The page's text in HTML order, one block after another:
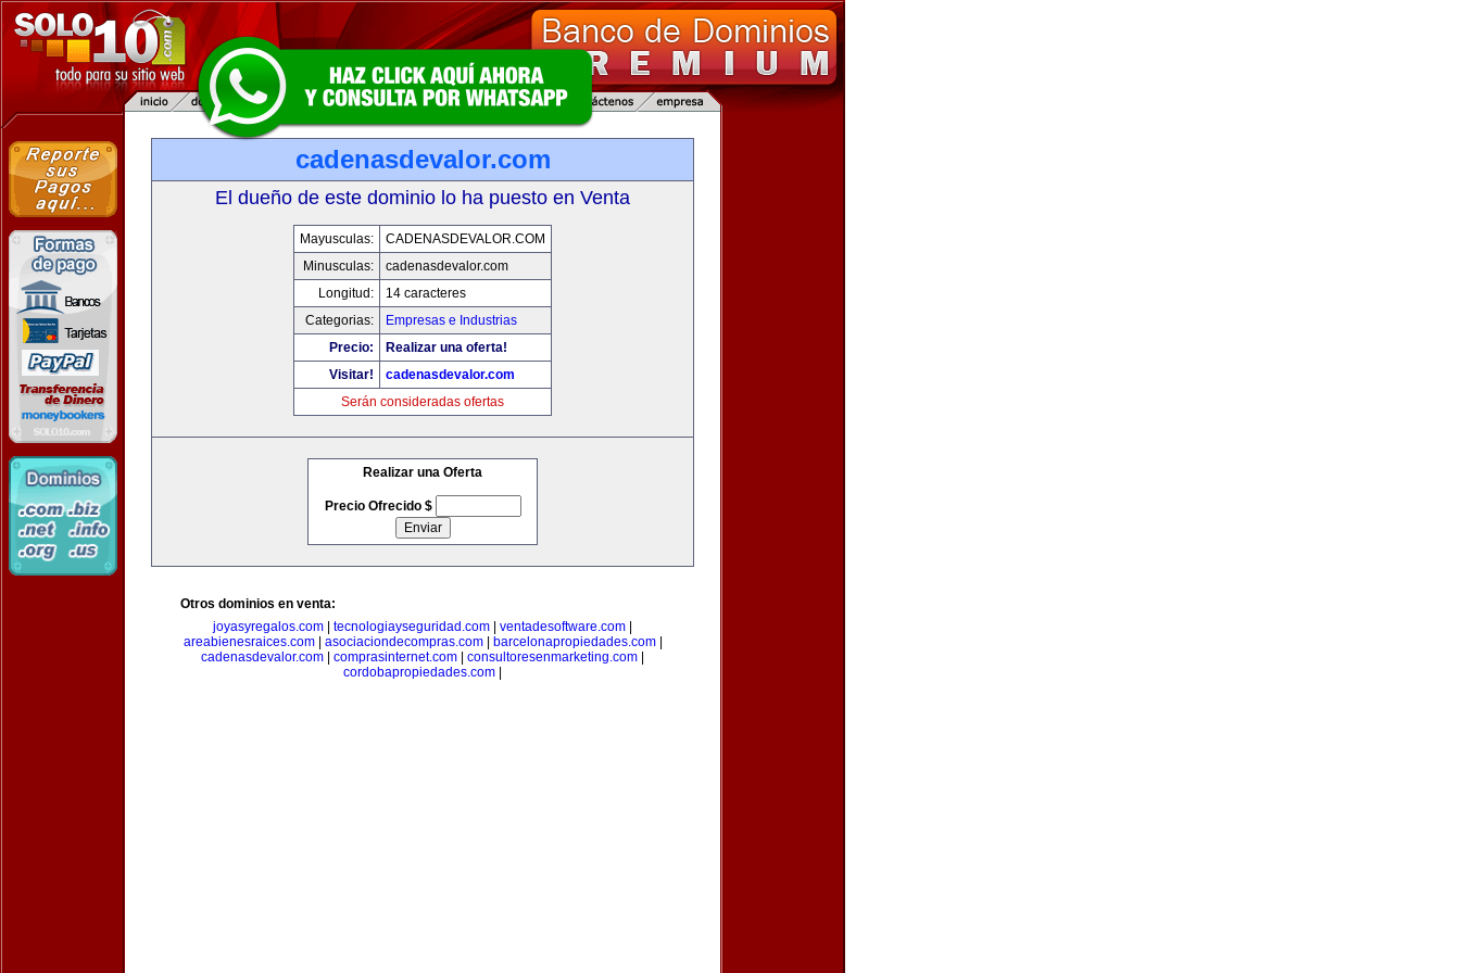
cadenasdevalor.com
El dueño de este dominio lo ha puesto en Venta
Mayusculas:
CADENASDEVALOR.COM
Minusculas:
cadenasdevalor.com
Longitud:
14 caracteres
Categorias:
Empresas e Industrias
Precio:
Realizar una oferta!
Visitar!
cadenasdevalor.com
Serán consideradas ofertas
Realizar una Oferta
Precio Ofrecido $
Otros dominios en venta:
joyasyregalos.com
tecnologiayseguridad.com ventadesoftware.com
areabienesraices.com| asociaciondecompras.com| barcelonapropiedades.com|
cadenasdevalor.com
comprasinternet.com consultoresenmarketing.com
cordobapropiedades.com